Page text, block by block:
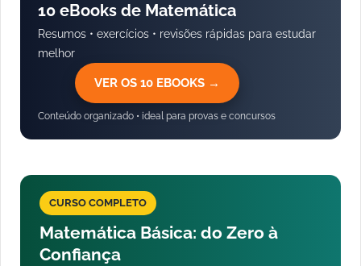
10 eBooks de Matemática
Resumos • exercícios • revisões rápidas para estudar
melhor
VER OS 10 EBOOKS →
Conteúdo organizado • ideal para provas e concursos
CURSO COMPLETO
Matemática Básica: do Zero à
Confiança